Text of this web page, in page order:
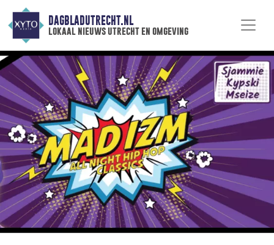
DAGBLADUTRECHT.NL
lokaal nieuws utrecht en omgeving